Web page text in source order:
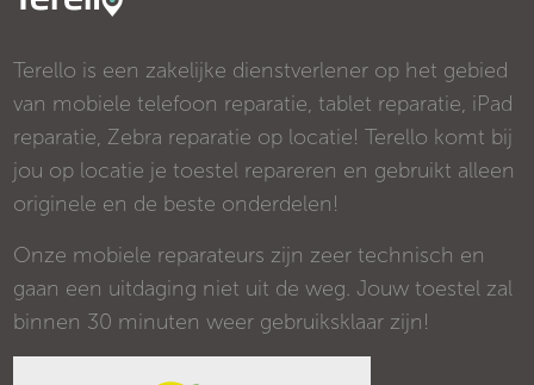
Terello is een zakelijke dienstverlener op het gebied
van mobiele telefoon reparatie, tablet reparatie, iPad
reparatie, Zebra reparatie op locatie! Terello komt bij
jou op locatie je toestel repareren en gebruikt alleen
originele en de beste onderdelen!
Onze mobiele reparateurs zijn zeer technisch en
gaan een uitdaging niet uit de weg. Jouw toestel zal
binnen 30 minuten weer gebruiksklaar zijn!